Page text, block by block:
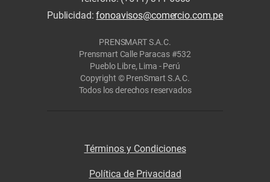
Publicidad:fonoavisos@comercio.com.pe
PRENSMART S.A.C.
Prensmart Calle Paracas #532
Pueblo Libre, Lima - Perú
Copyright © PrenSmart S.A.C.
Todos los derechos reservados
Términos y Condiciones
Política de Privacidad